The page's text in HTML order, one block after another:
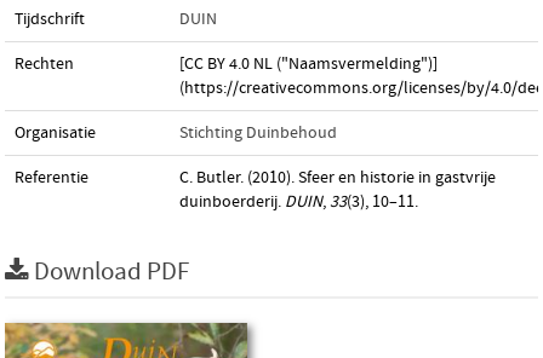
Tijdschrift DUIN
Rechten
[CC BY 4.0 NL ("Naamsvermelding")]
(https://creativecommons.org/licenses/by/4.0/
Organisatie Stichting Duinbehoud
Referentie
C. Butler. (2010). Sfeer en historie in gastvrije
duinboerderij. DUIN, 33(3), 10–11.
Download PDF